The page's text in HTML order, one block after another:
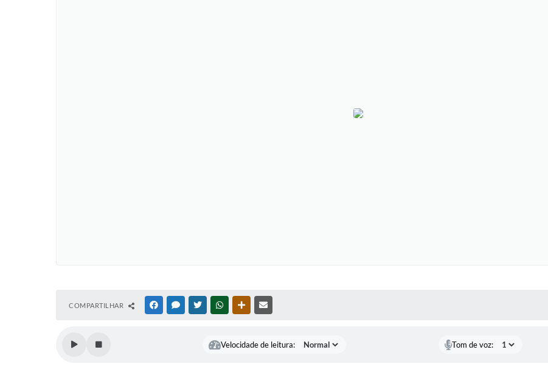
COMPARTILHAR FACEBOOKMESSENGER
TWITTERWHATSAPPOUTRAS MÍDIAS
Velocidade de leitura: Tom de voz: